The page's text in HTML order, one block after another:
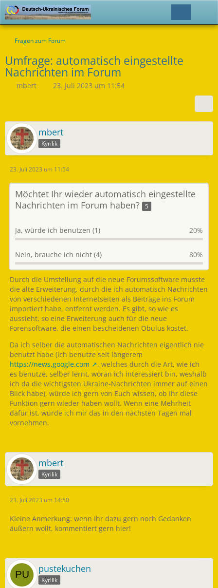
Fragen zum Forum
Umfrage: automatisch eingestellte
Nachrichten im Forum
mbert 23. Juli 2023 um 11:54
mbert
Kyrilik
23. Juli 2023 um 11:54
Möchtet Ihr wieder automatisch eingestellte
Nachrichten im Forum haben?
5
Ja, würde ich benutzen (1) 20%
Nein, brauche ich nicht (4) 80%
Durch die Umstellung auf die neue Forumssoftware musste
die alte Erweiterung, durch die ich automatisch Nachrichten
von verschiedenen Internetseiten als Beiträge ins Forum
importiert habe, entfernt werden. Es gibt, so wie es
aussieht, so eine Erweiterung auch für die neue
Forensoftware, die einen bescheidenen Obulus kostet.
Da ich selber die automatischen Nachrichten eigentlich nie
benutzt habe (ich benutze seit längerem
https://news.google.com
, welches durch die Art, wie ich
es benutze, selber lernt, woran ich interessiert bin, weshalb
ich da die wichtigsten Ukraine-Nachrichten immer auf einen
Blick habe), würde ich gern von Euch wissen, ob Ihr diese
Funktion gern wieder haben wollt. Wenn eine Mehrheit
dafür ist, würde ich mir das in den nächsten Tagen mal
vornehmen.
mbert
Kyrilik
23. Juli 2023 um 14:50
Kleine Anmerkung: wenn Ihr dazu gern noch Gedanken
äußern wollt, kommentiert gern hier!
pustekuchen
Kyrilik